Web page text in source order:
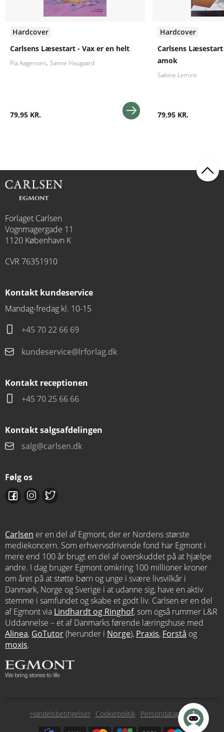
Hardcover
Carlsens Læsestart - Vax er en helt
Pia Aagensen Sanne Haugaard
79,95 KR.
Hardcover
Carlsens
amok
Sabine Lemire
79,95 KR.
Forlaget Carlsen
Vognmagergade 11
1120 København K
CVR 76351910
Kontakt kundeservice
Mandag-fredag kl. 10-15
+45 70 22 66 69
kundeservice@lrforlag.dk
Kontakt receptionen
+45 70 25 66 66
Kontakt salgsafdelingen
salg@carlsen.dk
Følg os
Carlsen er en del af Egmont, der er Nordens største
mediekoncern. Som erhvervsdrivende fond har Egmont i
mere end 100 år brugt en del af overskuddet på at hjælpe
andre. I dag bruger Egmont omkring 100 millioner kroner
om året på at støtte børn og unge i svære livsvilkår i
Danmark, Norge og Sverige i at udanne sig, have en aktiv
stemme i samfundet og skabe et godt liv. Carlsen er en del
af Egmont via Lindhardt og Ringhof, som også rummer L&R
Uddannelse – et af Danmarks førende læringshuse med
Alinea, GoTutor(herunder i Norge), Praxis, Forstå og
moxis.
Subfooter
Handelsbetingelser Cookiepolitik
Persondatapolitik